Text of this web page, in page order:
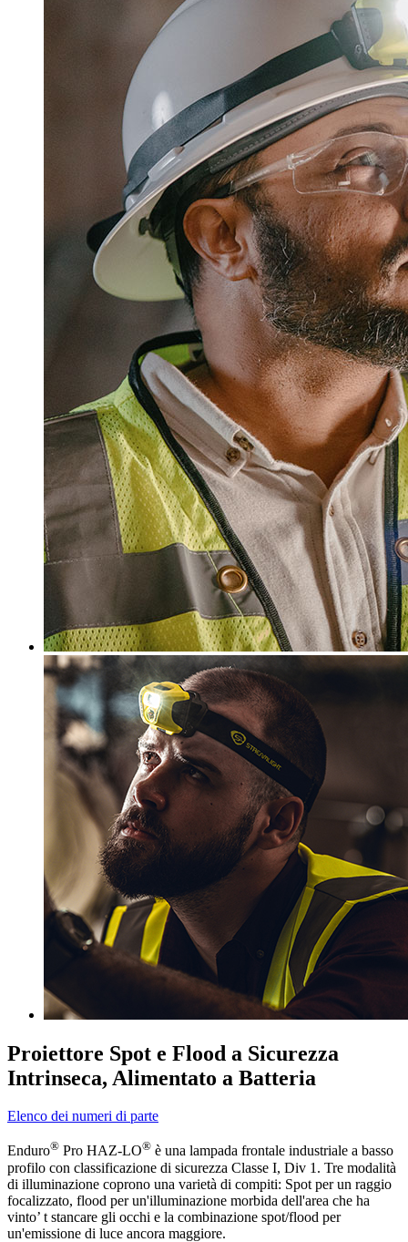
Proiettore Spot e Flood a Sicurezza
Intrinseca, Alimentato a Batteria
Elenco dei numeri di parte
Enduro® Pro HAZ-LO® è una lampada frontale industriale a basso
profilo con classificazione di sicurezza Classe I, Div 1. Tre modalità
di illuminazione coprono una varietà di compiti: Spot per un raggio
focalizzato, flood per un'illuminazione morbida dell'area che ha
vinto’ t stancare gli occhi e la combinazione spot/flood per
un'emissione di luce ancora maggiore.